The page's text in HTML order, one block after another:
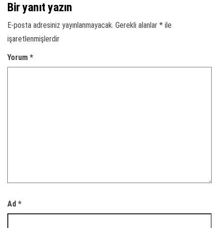
Bir yanıt yazın
E-posta adresiniz yayınlanmayacak. Gerekli alanlar * ile
işaretlenmişlerdir
Yorum *
Ad *